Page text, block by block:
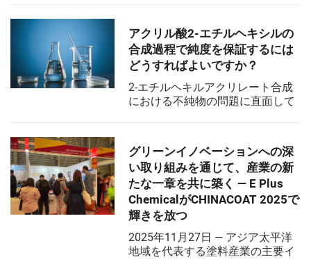
（DES）を用いた予防法を導入す
ることで、スラッジを40％削減、
アクリル酸を95％回収、処理コス
トを大幅に削減できます。今すぐ
廃棄物削減プランを入手してくだ
さい。
アクリル酸2-エチルヘキシルの
合成過程で純度を保証するには
どうすればよいですか？
2-エチルヘキルアクリレート合成
における不純物の問題に直面して
て99.5%を超える純度を実現する
方法を紹介します。今すぐプロセ
スを最適化しましょう。
グリーンイノベーションへの深
い取り組みを通じて、産業の新
たな一章を共に築く — E Plus
ChemicalがCHINACOAT 2025で
輝きを放つ
2025年11月27日 — アジア太平洋
地域を代表する塗料産業の主要イ